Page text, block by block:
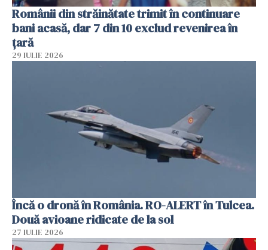
Românii din străinătate trimit în continuare
bani acasă, dar 7 din 10 exclud revenirea în
țară
29 IULIE 2026
Încă o dronă în România. RO-ALERT în Tulcea.
Două avioane ridicate de la sol
27 IULIE 2026